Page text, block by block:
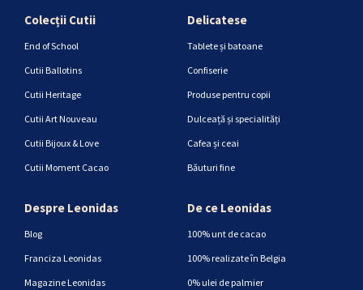
Colecții Cutii
End of School
Cutii Ballotins
Cutii Heritage
Cutii Art Nouveau
Cutii Bijoux & Love
Cutii Moment Cacao
Delicatese
Tablete și batoane
Confiserie
Produse pentru copii
Dulceață și specialități
Cafea și ceai
Băuturi fine
Despre Leonidas
Blog
Franciza Leonidas
Magazine Leonidas
De ce Leonidas
100% unt de cacao
100% realizate în Belgia
0% ulei de palmier